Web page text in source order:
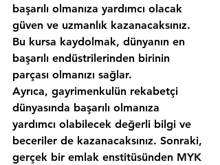
başarılı olmanıza yardımcı olacak
güven ve uzmanlık kazanacaksınız.
Bu kursa kaydolmak, dünyanın en
başarılı endüstrilerinden birinin
parçası olmanızı sağlar.
Ayrıca, gayrimenkulün rekabetçi
dünyasında başarılı olmanıza
yardımcı olabilecek değerli bilgi ve
beceriler de kazanacaksınız. Sonraki,
gerçek bir emlak enstitüsünden MYK